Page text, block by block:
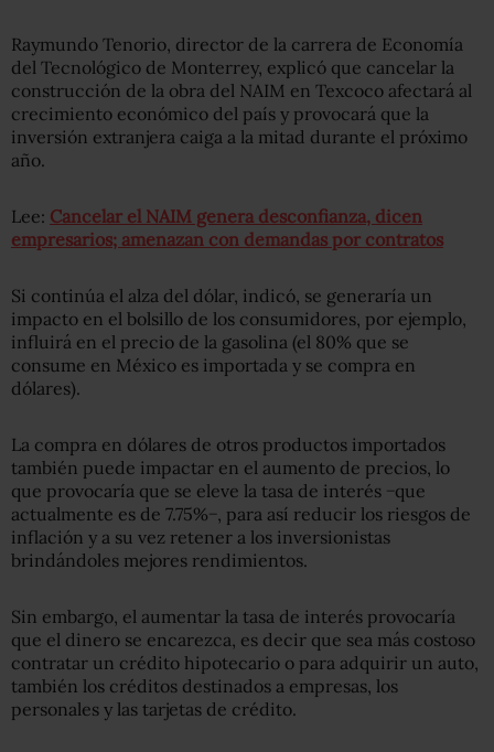
Raymundo Tenorio, director de la carrera de Economía
del Tecnológico de Monterrey, explicó que cancelar la
construcción de la obra del NAIM en Texcoco afectará al
crecimiento económico del país y provocará que la
inversión extranjera caiga a la mitad durante el próximo
año.
Lee: Cancelar el NAIM genera desconfianza, dicen
empresarios; amenazan con demandas por contratos
Si continúa el alza del dólar, indicó, se generaría un
impacto en el bolsillo de los consumidores, por ejemplo,
influirá en el precio de la gasolina (el 80% que se
consume en México es importada y se compra en
dólares).
La compra en dólares de otros productos importados
también puede impactar en el aumento de precios, lo
que provocaría que se eleve la tasa de interés −que
actualmente es de 7.75%−, para así reducir los riesgos de
inflación y a su vez retener a los inversionistas
brindándoles mejores rendimientos.
Sin embargo, el aumentar la tasa de interés provocaría
que el dinero se encarezca, es decir que sea más costoso
contratar un crédito hipotecario o para adquirir un auto,
también los créditos destinados a empresas, los
personales y las tarjetas de crédito.